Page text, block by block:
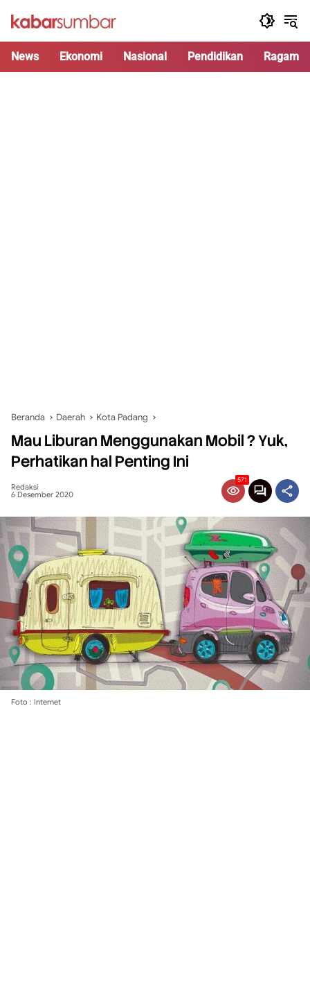
News Ekonomi Nasional Pendidikan Ragam
Beranda Daerah Kota Padang
Mau Liburan Menggunakan Mobil ? Yuk,
Perhatikan hal Penting Ini
Redaksi
6 Desember 2020
571
Foto : Internet